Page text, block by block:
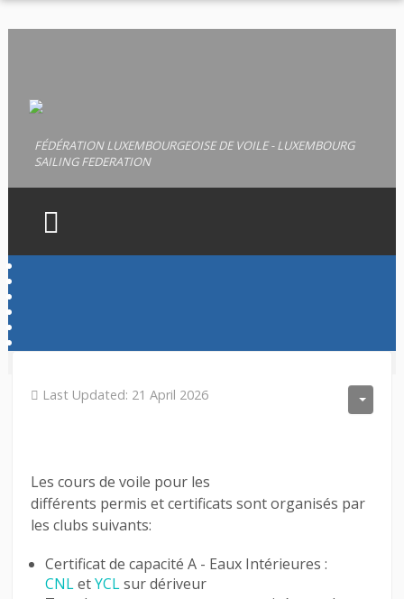
FÉDÉRATION LUXEMBOURGEOISE DE VOILE - LUXEMBOURG
SAILING FEDERATION
DOCUMENTS
LOGIN
Last Updated: 21 April 2026
Les cours de voile pour les
différents permis et certificats sont organisés par
les clubs suivants:
Certificat de capacité A - Eaux Intérieures :
CNLetYCLsur dériveur